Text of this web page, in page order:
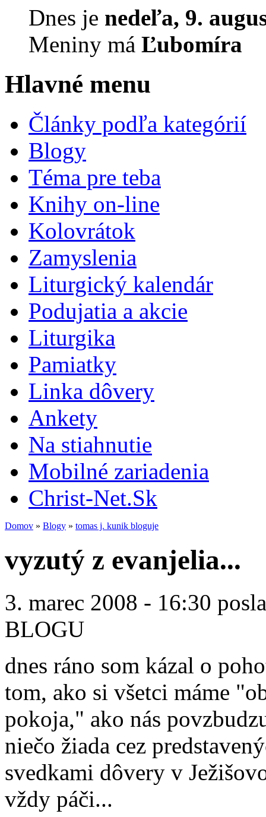
Dnes je nedeľa, 9.
Meniny má Ľubomíra
Hlavné menu
Články podľa kategórií
Blogy
Téma pre teba
Knihy on-line
Kolovrátok
Zamyslenia
Liturgický kalendár
Podujatia a akcie
Liturgika
Pamiatky
Linka dôvery
Ankety
Na stiahnutie
Mobilné zariadenia
Christ-Net.Sk
Domov » Blogy » tomas j. kunik bloguje
vyzutý z evanjelia...
3. marec 2008 - 16:30
BLOGU
dnes ráno som kázal o
tom, ako si všetci máme
pokoja," ako nás
niečo žiada cez
svedkami dôvery v
vždy páči...